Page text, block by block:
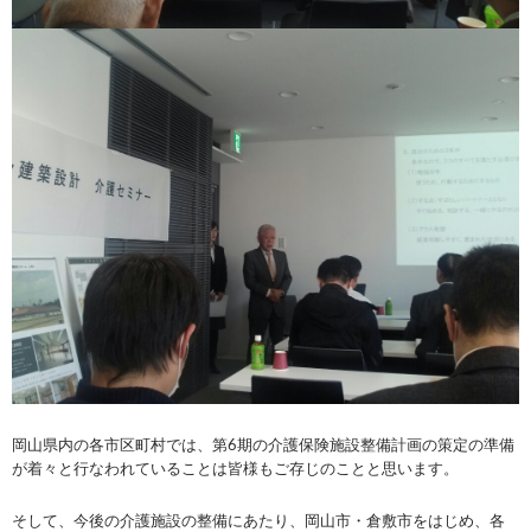
岡山県内の各市区町村では、第6期の介護保険施設整備計画の策定の準備
が着々と行なわれていることは皆様もご存じのことと思います。
そして、今後の介護施設の整備にあたり、岡山市・倉敷市をはじめ、各